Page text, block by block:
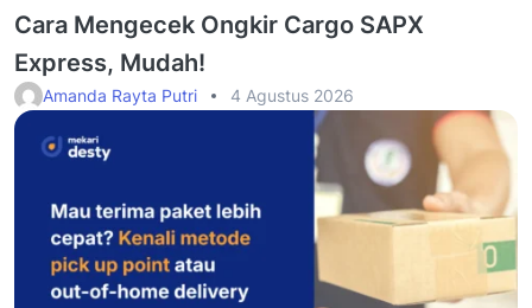
Cara Mengecek Ongkir Cargo SAPX
Express, Mudah!
Amanda Rayta Putri 4 Agustus 2026